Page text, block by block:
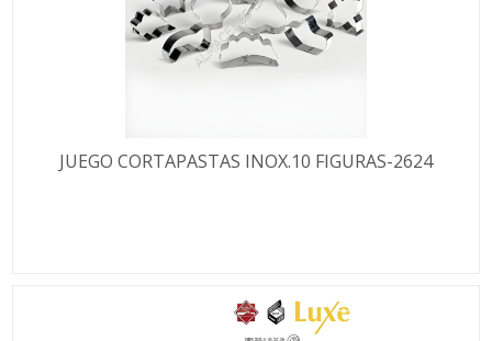
JUEGO CORTAPASTAS INOX.10 FIGURAS-2624